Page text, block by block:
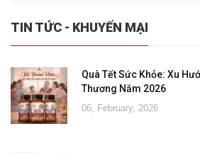
TIN TỨC - KHUYẾN MẠI
Quà Tết Sức Khỏe: Xu
Thương Năm 2026
06, February, 2026